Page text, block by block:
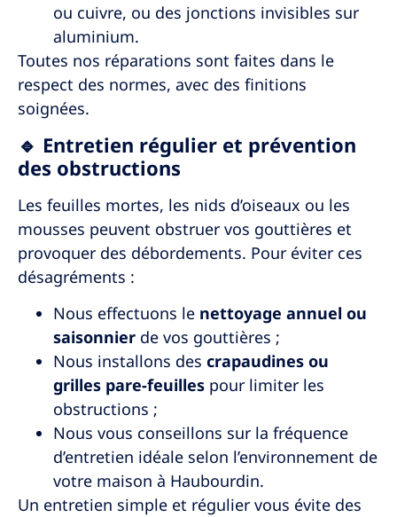
ou cuivre, ou des jonctions invisibles sur
aluminium.
Toutes nos réparations sont faites dans le
respect des normes, avec des finitions
soignées.
🔹 Entretien régulier et prévention
des obstructions
Les feuilles mortes, les nids d’oiseaux ou les
mousses peuvent obstruer vos gouttières et
provoquer des débordements. Pour éviter ces
désagréments :
Nous effectuons le nettoyage annuel ou
saisonnier de vos gouttières ;
Nous installons des crapaudines ou
grilles pare-feuilles pour limiter les
obstructions ;
Nous vous conseillons sur la fréquence
d’entretien idéale selon l’environnement de
votre maison à Haubourdin.
Un entretien simple et régulier vous évite des